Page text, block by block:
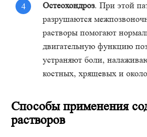
Остеохондроз. При этой
разрушаются
растворы помогают
двигательную функцию
устраняют боли,
костных, хрящевых и
Способы применения
растворов